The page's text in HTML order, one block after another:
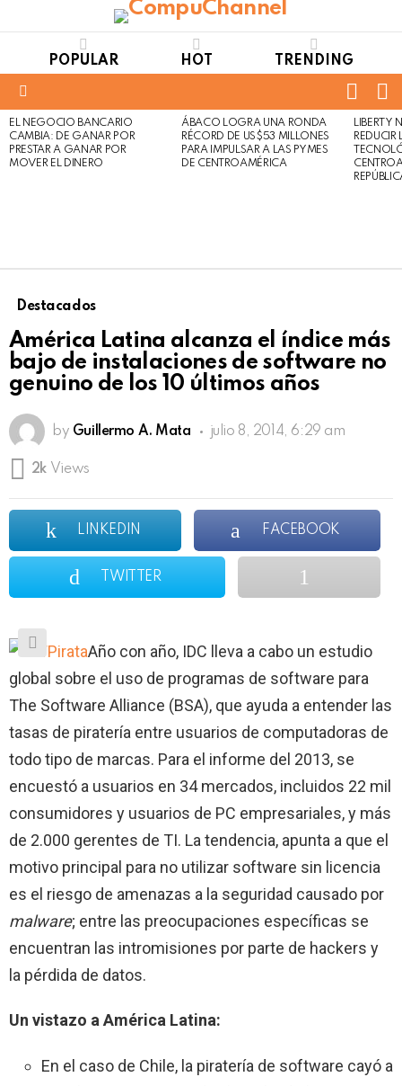
POPULAR HOT TRENDING
LATEST
STORIES
EL NEGOCIO BANCARIO
CAMBIA: DE GANAR POR
PRESTAR A GANAR POR
MOVER EL DINERO
Not
Safe
For
Click
to
view
ÁBACO LOGRA UNA RONDA
RÉCORD DE US$53 MILLONES
PARA IMPULSAR A LAS PYMES
DE CENTROAMÉRICA
LIBERTY
REDUCIR
Destacados
América Latina alcanza el índice más
bajo de instalaciones de software no
genuino de los 10 últimos años
by Guillermo A. Mata julio 8, 2014, 6:29 am
2k Views
LINKEDIN FACEBOOK
TWITTER
Año con año, IDC lleva a cabo un estudio
global sobre el uso de programas de software para
The Software Alliance (BSA), que ayuda a entender las
tasas de piratería entre usuarios de computadoras de
todo tipo de marcas. Para el informe del 2013, se
encuestó a usuarios en 34 mercados, incluidos 22 mil
consumidores y usuarios de PC empresariales, y más
de 2.000 gerentes de TI. La tendencia, apunta a que el
motivo principal para no utilizar software sin licencia
es el riesgo de amenazas a la seguridad causado por
malware; entre las preocupaciones específicas se
encuentran las intromisiones por parte de hackers y
la pérdida de datos.
Un vistazo a América Latina:
En el caso de Chile, la piratería de software cayó a